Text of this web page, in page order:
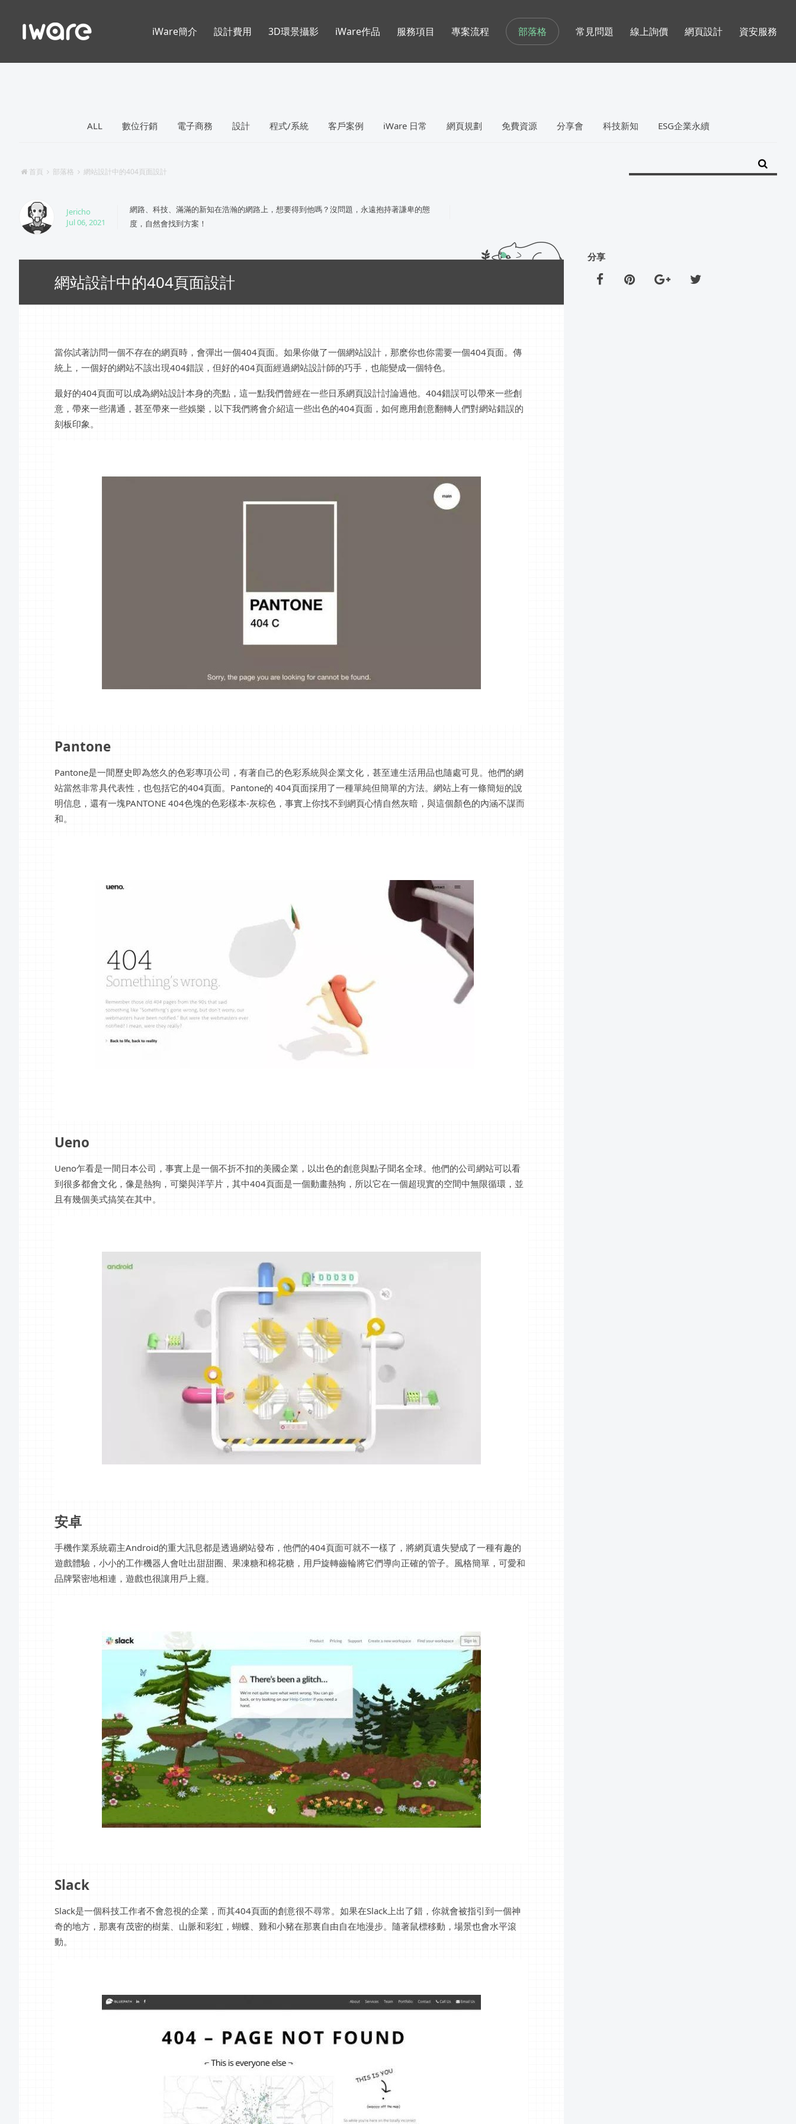
部落格
ALL 數位行銷 電子商務 設計 程式/系統 客戶案例 iWare 日常 網頁規劃 免費資源 分享會 科技新知 ESG企業永續
首頁 部落格 網站設計中的404頁面設計
Jericho
Jul 06, 2021
網路、科技、滿滿的新知在浩瀚的網路上，想要得到他嗎？沒問題，永遠抱持著謙卑的態
度，自然會找到方案！
網站設計中的404頁面設計
當你試著訪問一個不存在的網頁時，會彈出一個404頁面。如果你做了一個網站設計，那麽你也你需要一個404頁面。傳
統上，一個好的網站不該出現404錯誤，但好的404頁面經過網站設計師的巧手，也能變成一個特色。
最好的404頁面可以成為網站設計本身的亮點，這一點我們曾經在一些日系網頁設計討論過他。404錯誤可以帶來一些創
意，帶來一些溝通，甚至帶來一些娛樂，以下我們將會介紹這一些出色的404頁面，如何應用創意翻轉人們對網站錯誤的
刻板印象。
Pantone
Pantone是一間歷史即為悠久的色彩專項公司，有著自己的色彩系統與企業文化，甚至連生活用品也隨處可見。他們的網
站當然非常具代表性，也包括它的404頁面。Pantone的 404頁面採用了一種單純但簡單的方法。網站上有一條簡短的說
明信息，還有一塊PANTONE 404色塊的色彩樣本-灰棕色，事實上你找不到網頁心情自然灰暗，與這個顏色的內涵不謀而
和。
Ueno
Ueno乍看是一間日本公司，事實上是一個不折不扣的美國企業，以出色的創意與點子聞名全球。他們的公司網站可以看
到很多都會文化，像是熱狗，可樂與洋芋片，其中404頁面是一個動畫熱狗，所以它在一個超現實的空間中無限循環，並
且有幾個美式搞笑在其中。
安卓
手機作業系統霸主Android的重大訊息都是透過網站發布，他們的404頁面可就不一樣了，將網頁遺失變成了一種有趣的
遊戲體驗，小小的工作機器人會吐出甜甜圈、果凍糖和棉花糖，用戶旋轉齒輪將它們導向正確的管子。風格簡單，可愛和
品牌緊密地相連，遊戲也很讓用戶上癮。
Slack
Slack是一個科技工作者不會忽視的企業，而其404頁面的創意很不尋常。如果在Slack上出了錯，你就會被指引到一個神
奇的地方，那裏有茂密的樹葉、山脈和彩虹，蝴蝶、雞和小豬在那裏自由自在地漫步。隨著鼠標移動，場景也會水平滾
動。
分享